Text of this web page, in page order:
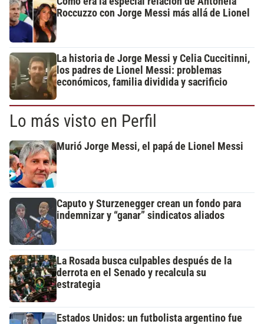
Roccuzzo con Jorge Messi más allá de Lionel
La historia de Jorge Messi y Celia Cuccitinni,
los padres de Lionel Messi: problemas
económicos, familia dividida y sacrificio
Lo más visto en Perfil
Murió Jorge Messi, el papá de Lionel Messi
Caputo y Sturzenegger crean un fondo para
indemnizar y “ganar” sindicatos aliados
La Rosada busca culpables después de la
derrota en el Senado y recalcula su
estrategia
Estados Unidos: un futbolista argentino fue